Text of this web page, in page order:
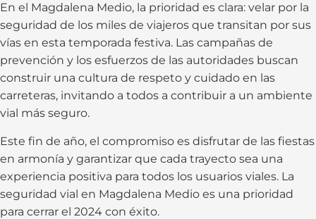
En el Magdalena Medio, la prioridad es clara: velar por la
seguridad de los miles de viajeros que transitan por sus
vías en esta temporada festiva. Las campañas de
prevención y los esfuerzos de las autoridades buscan
construir una cultura de respeto y cuidado en las
carreteras, invitando a todos a contribuir a un ambiente
vial más seguro.
Este fin de año, el compromiso es disfrutar de las fiestas
en armonía y garantizar que cada trayecto sea una
experiencia positiva para todos los usuarios viales. La
seguridad vial en Magdalena Medio es una prioridad
para cerrar el 2024 con éxito.